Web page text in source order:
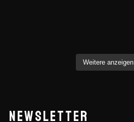
Weitere anzeigen
NEWSLETTER